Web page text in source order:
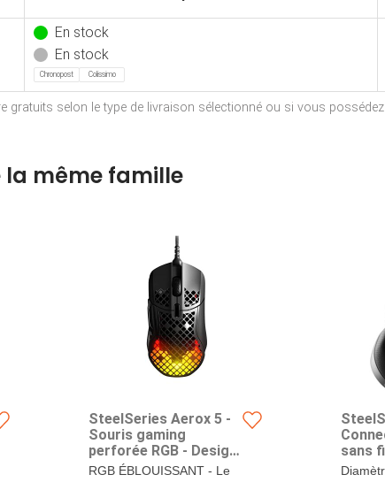
En stock
En stock
Chronopost Colissimo
gratuits selon le type de livraison sélectionné ou si vous
la même famille
SteelSeries Aerox 5 -
Souris gaming
perforée RGB - Design
étanche ultraléger -
RGB ÉBLOUISSANT - Le
sans
sur